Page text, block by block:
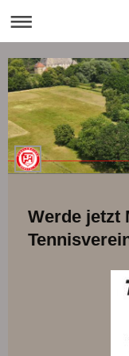
Werde jetzt